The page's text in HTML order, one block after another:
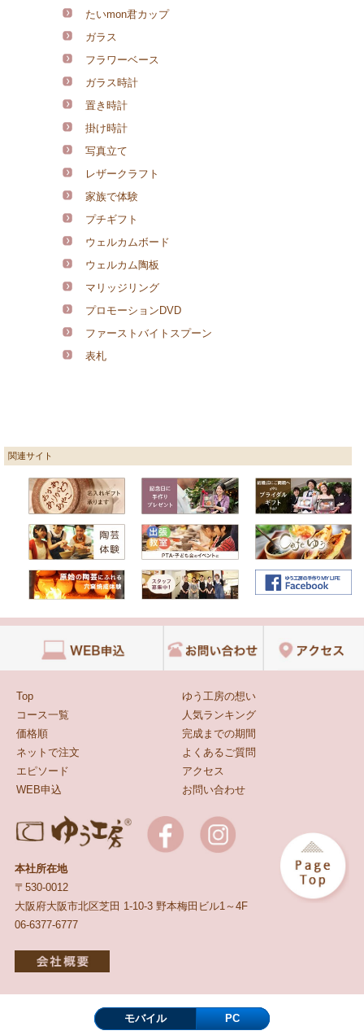
たいmon君カップ
ガラス
フラワーベース
ガラス時計
置き時計
掛け時計
写真立て
レザークラフト
家族で体験
プチギフト
ウェルカムボード
ウェルカム陶板
マリッジリング
プロモーションDVD
ファーストバイトスプーン
表札
関連サイト
Top
ゆう工房の想い
コース一覧
人気ランキング
価格順
完成までの期間
ネットで注文
よくあるご質問
エピソード
アクセス
WEB申込
お問い合わせ
本社所在地
〒530-0012
大阪府大阪市北区芝田 1-10-3 野本梅田ビル1～4F
06-6377-6777
モバイル PC